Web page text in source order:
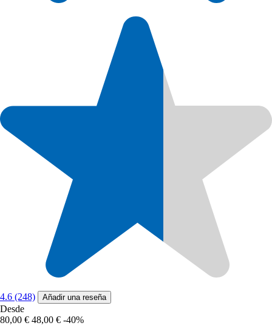
4.6 (248) Añadir una reseña
Desde
80,00 € 48,00 € -40%